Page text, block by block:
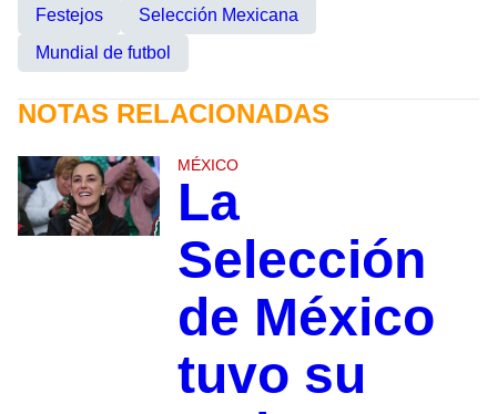
Festejos
Selección Mexicana
Mundial de futbol
NOTAS RELACIONADAS
MÉXICO
La
Selección
de México
tuvo su